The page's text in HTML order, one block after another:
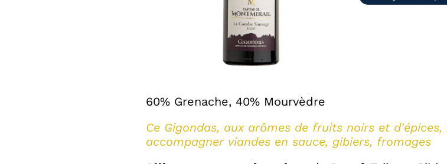
60% Grenache, 40% Mourvèdre
Ce Gigondas, aux arômes de fruits noirs et
accompagner viandes en sauce, gibiers, fromages